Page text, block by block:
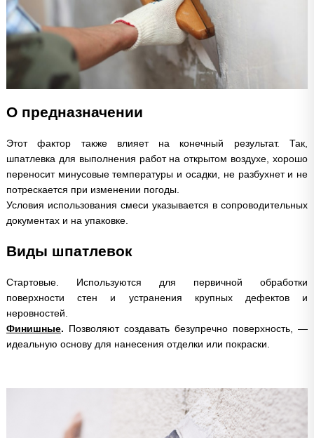
О предназначении
Этот фактор также влияет на конечный результат. Так,
шпатлевка для выполнения работ на открытом воздухе, хорошо
переносит минусовые температуры и осадки, не разбухнет и не
потрескается при изменении погоды.
Условия использования смеси указывается в сопроводительных
документах и на упаковке.
Виды шпатлевок
Стартовые. Используются для первичной обработки
поверхности стен и устранения крупных дефектов и
неровностей.
Финишные. Позволяют создавать безупречно поверхность, —
идеальную основу для нанесения отделки или покраски.